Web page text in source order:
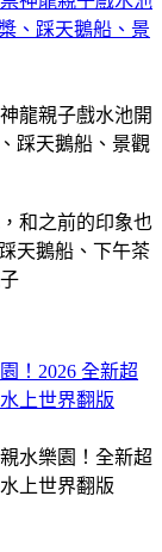
、踩天鵝船、景
和之前的印象也
天鵝船、下午茶
！2026 全新超
上世界翻版